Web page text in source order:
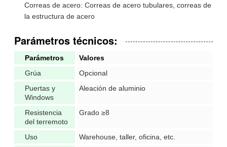
Correas de acero: Correas de acero tubulares, correas de
la estructura de acero
Parámetros técnicos:
Parámetros
Valores
Grúa
Opcional
Puertas y
Windows
Aleación de aluminio
Resistencia
del terremoto
Grado ≥8
Uso
Warehouse, taller, oficina, etc.